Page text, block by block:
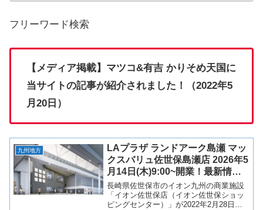
フリーワード検索
【メディア掲載】マツコ&有吉 かりそめ天国に
当サイトの記事が紹介されました！（2022年5
月20日）
九州地方
LAプラザ ランドアーク島瀬 マッ
クスバリュ佐世保島瀬店 2026年5
月14日(木)9:00~開業！最新情報
も！
長崎県佐世保市のイオン九州の商業施設
「イオン佐世保店（イオン佐世保ショッ
ピングセンター）」が2022年2月28日に